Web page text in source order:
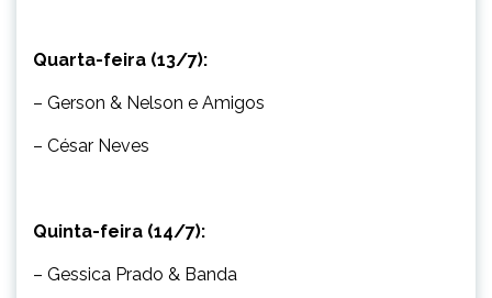
Quarta-feira (13/7):
– Gerson & Nelson e Amigos
– César Neves
Quinta-feira (14/7):
– Gessica Prado & Banda